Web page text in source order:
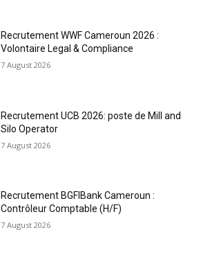
Recrutement WWF Cameroun 2026 :
Volontaire Legal & Compliance
7 August 2026
Recrutement UCB 2026: poste de Mill and
Silo Operator
7 August 2026
Recrutement BGFIBank Cameroun :
Contrôleur Comptable (H/F)
7 August 2026